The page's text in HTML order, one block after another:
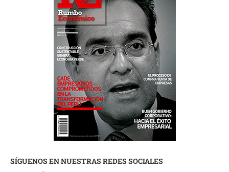
SÍGUENOS EN NUESTRAS REDES SOCIALES